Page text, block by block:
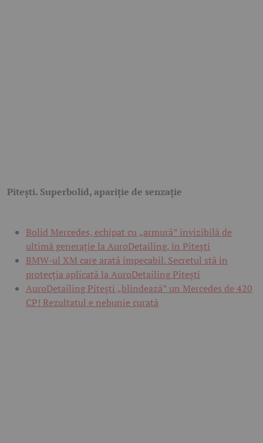
Pitești. Superbolid, apariție de senzație
Bolid Mercedes, echipat cu „armură” invizibilă de
ultimă generație la AuroDetailing, în Pitești
BMW-ul XM care arată impecabil. Secretul stă în
protecția aplicată la AuroDetailing Pitești
AuroDetailing Pitești „blindează” un Mercedes de 420
CP! Rezultatul e nebunie curată